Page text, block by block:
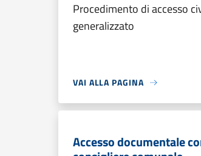
Procedimento di accesso
generalizzato
VAI ALLA PAGINA
Accesso documentale